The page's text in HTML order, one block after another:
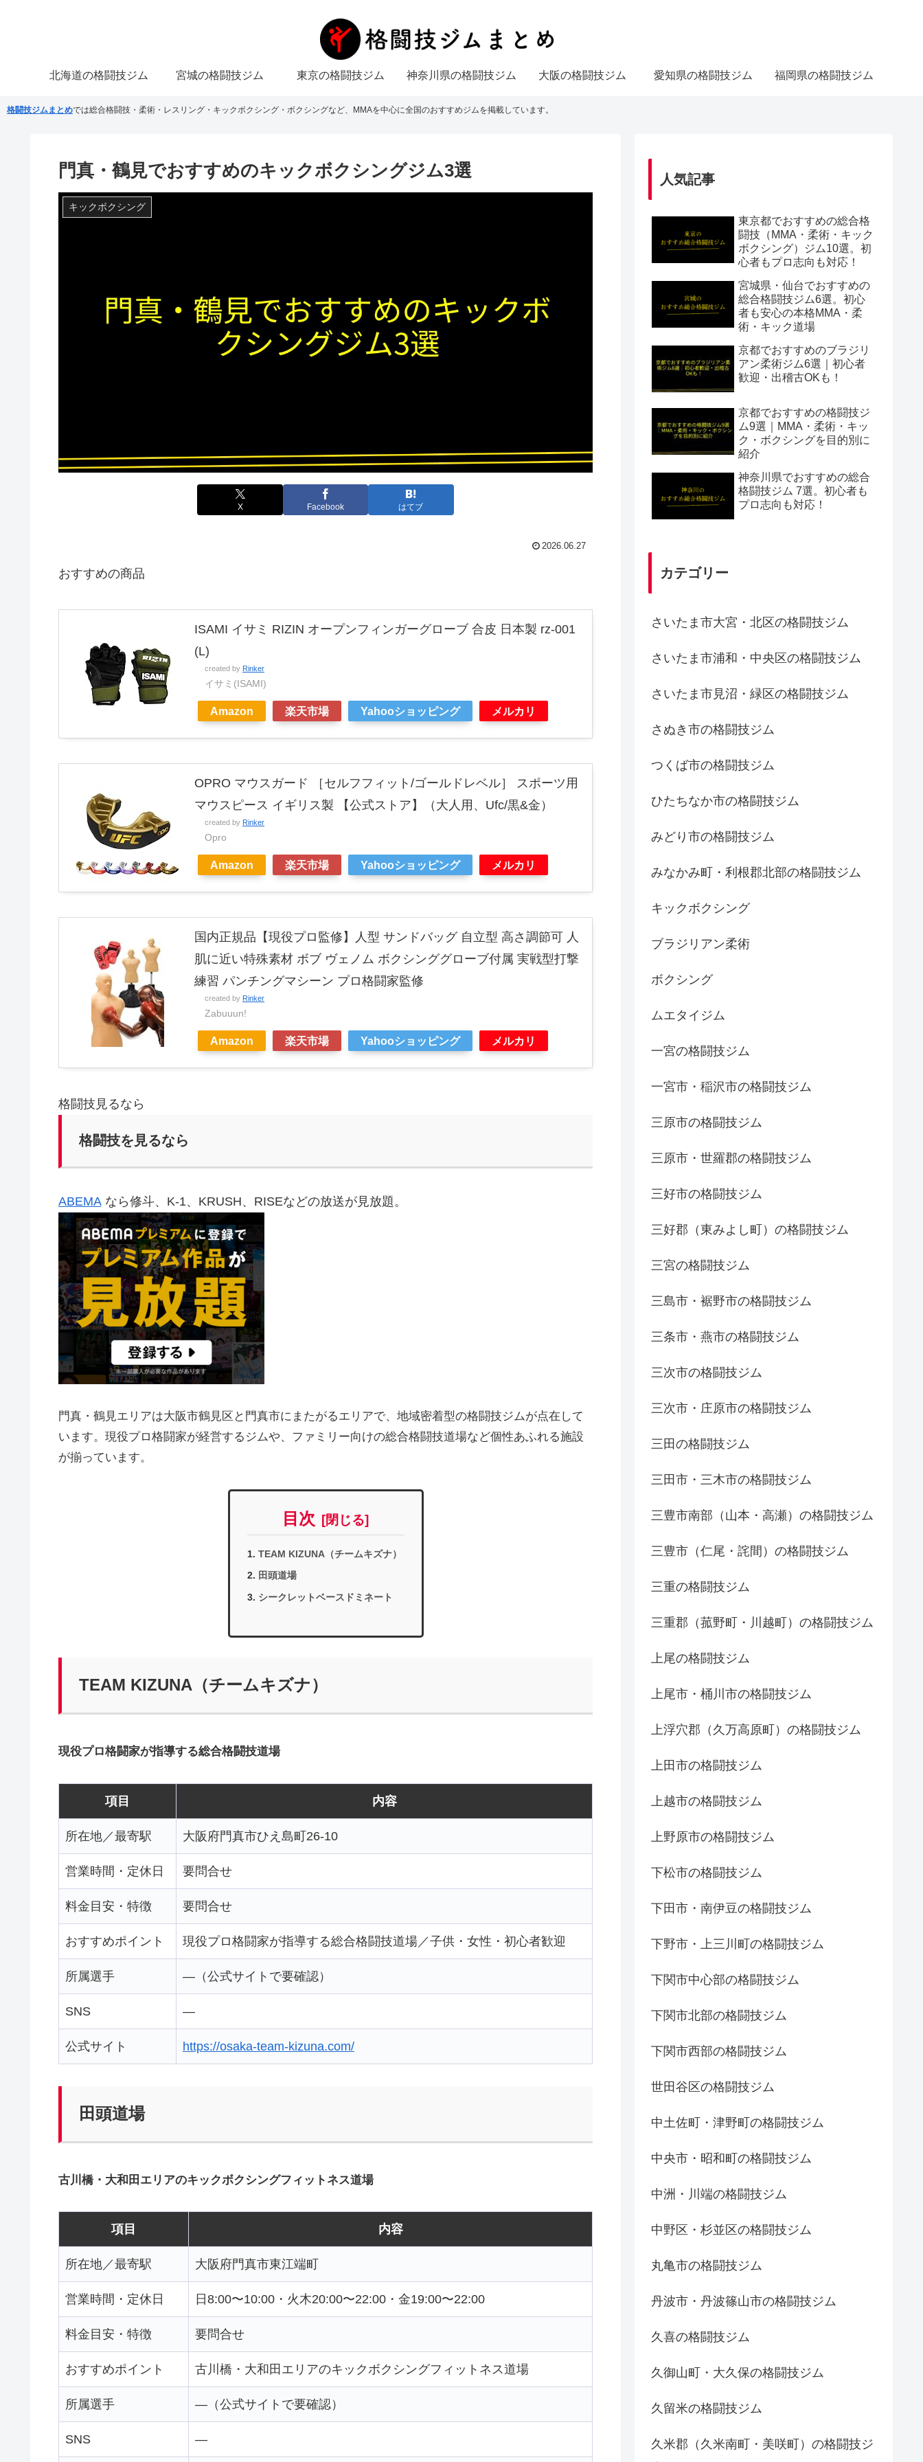
北海道の格闘技ジム 宮城の格闘技ジム 東京の格闘技ジム 神奈川県の格闘技ジム 大阪の格闘技ジム 愛知県の格闘技ジム 福岡県の格闘技ジム
格闘技ジムまとめでは総合格闘技・柔術・レスリング・キックボクシング・ボクシングなど、MMAを中心に全国のおすすめジムを掲載しています。
門真・鶴見でおすすめのキックボクシングジム3選
キックボクシング
X Facebook はてブ
2026.06.27
おすすめの商品
ISAMI イサミ RIZIN オープンフィンガーグローブ 合皮 日本製 rz-001
(L)
created by Rinker
イサミ(ISAMI)
Amazon 楽天市場 Yahooショッピング メルカリ
OPRO マウスガード ［セルフフィット/ゴールドレベル］ スポーツ用
マウスピース イギリス製 【公式ストア】（大人用、Ufc/黒&金）
created by Rinker
Opro
Amazon 楽天市場 Yahooショッピング メルカリ
国内正規品【現役プロ監修】人型 サンドバッグ 自立型 高さ調節可 人
肌に近い特殊素材 ボブ ヴェノム ボクシンググローブ付属 実戦型打撃
練習 パンチングマシーン プロ格闘家監修
created by Rinker
Zabuuun!
Amazon 楽天市場 Yahooショッピング メルカリ
格闘技見るなら
格闘技を見るなら
ABEMA なら修斗、K-1、KRUSH、RISEなどの放送が見放題。
門真・鶴見エリアは大阪市鶴見区と門真市にまたがるエリアで、地域密着型の格闘技ジムが点在して
います。現役プロ格闘家が経営するジムや、ファミリー向けの総合格闘技道場など個性あふれる施設
が揃っています。
目次
TEAM KIZUNA（チームキズナ）
田頭道場
シークレットベースドミネート
TEAM KIZUNA（チームキズナ）
現役プロ格闘家が指導する総合格闘技道場
項目 内容
所在地／最寄駅 大阪府門真市ひえ島町26-10
営業時間・定休日 要問合せ
料金目安・特徴 要問合せ
おすすめポイント 現役プロ格闘家が指導する総合格闘技道場／子供・女性・初心者歓迎
所属選手 —（公式サイトで要確認）
SNS —
公式サイト https://osaka-team-kizuna.com/
田頭道場
古川橋・大和田エリアのキックボクシングフィットネス道場
項目 内容
所在地／最寄駅 大阪府門真市東江端町
営業時間・定休日 日8:00〜10:00・火木20:00〜22:00・金19:00〜22:00
料金目安・特徴 要問合せ
おすすめポイント 古川橋・大和田エリアのキックボクシングフィットネス道場
所属選手 —（公式サイトで要確認）
SNS —
人気記事
東京都でおすすめの総合格
闘技（MMA・柔術・キック
ボクシング）ジム10選。初
心者もプロ志向も対応！
宮城県・仙台でおすすめの
総合格闘技ジム6選。初心
者も安心の本格MMA・柔
術・キック道場
京都でおすすめのブラジリ
アン柔術ジム6選｜初心者
歓迎・出稽古OKも！
京都でおすすめの格闘技ジ
ム9選｜MMA・柔術・キッ
ク・ボクシングを目的別に
紹介
神奈川県でおすすめの総合
格闘技ジム 7選。初心者も
プロ志向も対応！
カテゴリー
さいたま市大宮・北区の格闘技ジム
さいたま市浦和・中央区の格闘技ジム
さいたま市見沼・緑区の格闘技ジム
さぬき市の格闘技ジム
つくば市の格闘技ジム
ひたちなか市の格闘技ジム
みどり市の格闘技ジム
みなかみ町・利根郡北部の格闘技ジム
キックボクシング
ブラジリアン柔術
ボクシング
ムエタイジム
一宮の格闘技ジム
一宮市・稲沢市の格闘技ジム
三原市の格闘技ジム
三原市・世羅郡の格闘技ジム
三好市の格闘技ジム
三好郡（東みよし町）の格闘技ジム
三宮の格闘技ジム
三島市・裾野市の格闘技ジム
三条市・燕市の格闘技ジム
三次市の格闘技ジム
三次市・庄原市の格闘技ジム
三田の格闘技ジム
三田市・三木市の格闘技ジム
三豊市南部（山本・高瀬）の格闘技ジム
三豊市（仁尾・詫間）の格闘技ジム
三重の格闘技ジム
三重郡（菰野町・川越町）の格闘技ジム
上尾の格闘技ジム
上尾市・桶川市の格闘技ジム
上浮穴郡（久万高原町）の格闘技ジム
上田市の格闘技ジム
上越市の格闘技ジム
上野原市の格闘技ジム
下松市の格闘技ジム
下田市・南伊豆の格闘技ジム
下野市・上三川町の格闘技ジム
下関市中心部の格闘技ジム
下関市北部の格闘技ジム
下関市西部の格闘技ジム
世田谷区の格闘技ジム
中土佐町・津野町の格闘技ジム
中央市・昭和町の格闘技ジム
中洲・川端の格闘技ジム
中野区・杉並区の格闘技ジム
丸亀市の格闘技ジム
丹波市・丹波篠山市の格闘技ジム
久喜の格闘技ジム
久御山町・大久保の格闘技ジム
久留米の格闘技ジム
久米郡（久米南町・美咲町）の格闘技ジ